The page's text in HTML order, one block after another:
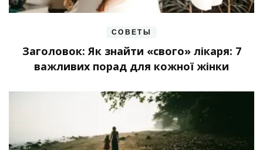
СОВЕТЫ
Заголовок: Як знайти «свого» лікаря: 7
важливих порад для кожної жінки